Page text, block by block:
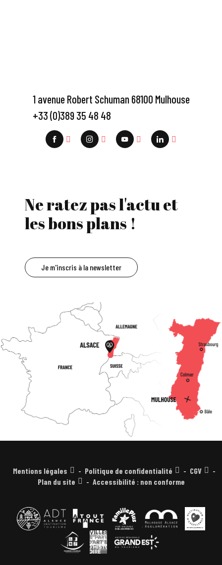
1 avenue Robert Schuman 68100 Mulhouse
+33 (0)389 35 48 48
Ne ratez pas l'actu et
les bons plans !
Je m'inscris à la newsletter
Mentions légales Politique de confidentialité
CGV
Plan du site
Accessibilité : non conforme